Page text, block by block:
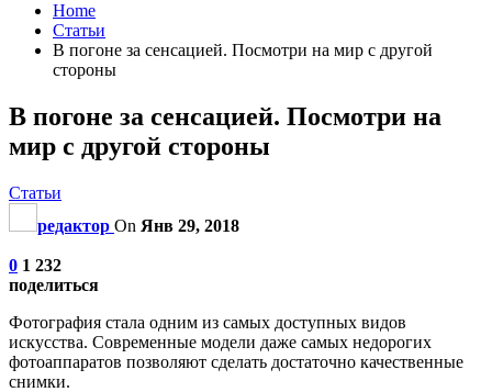
Home
Статьи
В погоне за сенсацией. Посмотри на мир с другой
стороны
В погоне за сенсацией. Посмотри на
мир с другой стороны
Статьи
редактор On Янв 29, 2018
0 1 232
поделиться
Фотография стала одним из самых доступных видов
искусства. Современные модели даже самых недорогих
фотоаппаратов позволяют сделать достаточно качественные
снимки.